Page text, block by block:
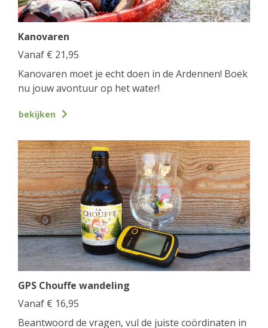
Kanovaren
Vanaf € 21,95
Kanovaren moet je echt doen in de Ardennen! Boek
nu jouw avontuur op het water!
bekijken
GPS Chouffe wandeling
Vanaf € 16,95
Beantwoord de vragen, vul de juiste coördinaten in